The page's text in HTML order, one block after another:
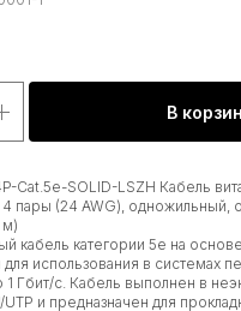
В
Cat.5e-SOLID-LSZH Кабель
4 пары (24 AWG), одножильный,
м)
кабель категории 5e на
для использования в системах
1 Гбит/c. Кабель выполнен в
и предназначен для